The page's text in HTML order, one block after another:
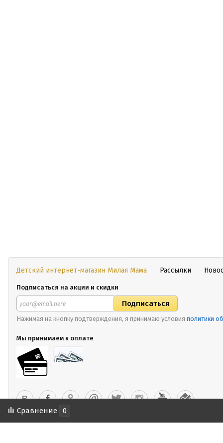
Детский интернет-магазин Милая Мама Рассылки
Подписаться на акции и скидки
Нажимая на кнопку подтверждения, я принимаю условия политики
Мы принимаем к оплате
Сравнение 0